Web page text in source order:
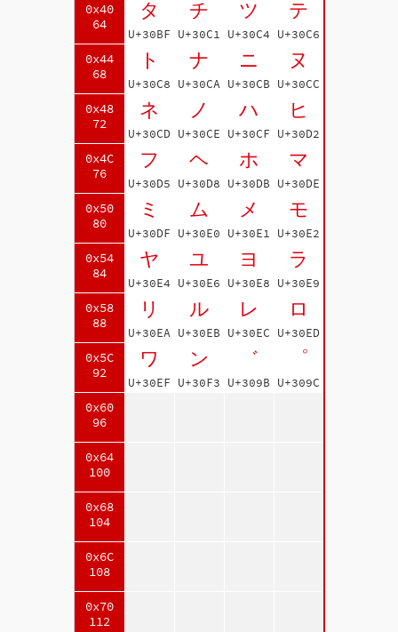
0x40
64
0x44
68
0x48
72
0x4C
76
0x50
80
0x54
84
0x58
88
0x5C
92
0x60
96
0x64
100
0x68
104
0x6C
108
0x70
112
タ
U+30BF
チ
U+30C1
ツ
U+30C4
テ
U+30C6
ト
U+30C8
ナ
U+30CA
ニ
U+30CB
ヌ
U+30CC
ネ
U+30CD
ノ
U+30CE
ハ
U+30CF
ヒ
U+30D2
フ
U+30D5
ヘ
U+30D8
ホ
U+30DB
マ
U+30DE
ミ
U+30DF
ム
U+30E0
メ
U+30E1
モ
U+30E2
ヤ
U+30E4
ユ
U+30E6
ヨ
U+30E8
ラ
U+30E9
リ
U+30EA
ル
U+30EB
レ
U+30EC
ロ
U+30ED
ワ
U+30EF
ン
U+30F3
゛
U+309B
゜
U+309C